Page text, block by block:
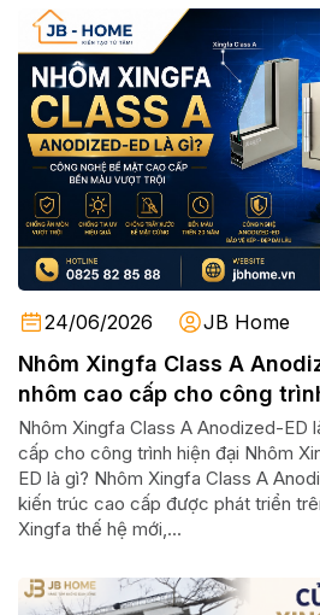
24/06/2026 JB Home
Nhôm Xingfa Class A
nhôm cao cấp cho công
Nhôm Xingfa Class A Anodized-ED
cấp cho công trình hiện đại Nhôm
ED là gì? Nhôm Xingfa Class A
kiến trúc cao cấp được phát triển
Xingfa thế hệ mới,...